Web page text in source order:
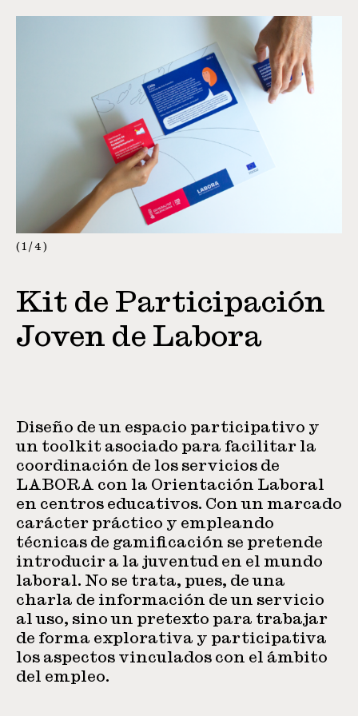
1 / 4
Kit de Participación
Joven de Labora
Diseño de un espacio participativo y
un toolkit asociado para facilitar la
coordinación de los servicios de
LABORA con la Orientación Laboral
en centros educativos. Con un marcado
carácter práctico y empleando
técnicas de gamificación se pretende
introducir a la juventud en el mundo
laboral. No se trata, pues, de una
charla de información de un servicio
al uso, sino un pretexto para trabajar
de forma explorativa y participativa
los aspectos vinculados con el ámbito
del empleo.